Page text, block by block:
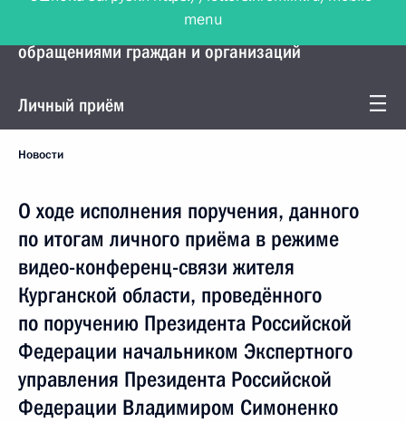
Управление Президента по работе с
обращениями граждан и организаций
Личный приём
Новости
О ходе исполнения поручения, данного
по итогам личного приёма в режиме
видео-конференц-связи жителя
Курганской области, проведённого
по поручению Президента Российской
Федерации начальником Экспертного
управления Президента Российской
Федерации Владимиром Симоненко
menu